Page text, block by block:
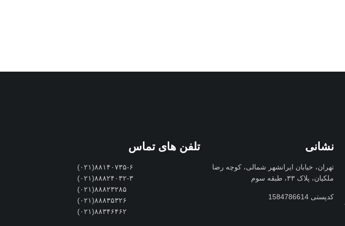
نشانی
تهران، خیابان ایرانشهر شمالی، کوچه رضا
ملکیان، پلاک ۳۳، طبقه سوم
کدپستی 1584786614
تلفن های تماس
۸۸۱۴۰۷۳۵-۶(۰۲۱)
۸۸۸۲۴۰۳۲-۳(۰۲۱)
۸۸۸۲۳۲۸۵(۰۲۱)
۸۸۸۳۵۳۲۶(۰۲۱)
۸۸۳۴۶۴۶۲(۰۲۱)